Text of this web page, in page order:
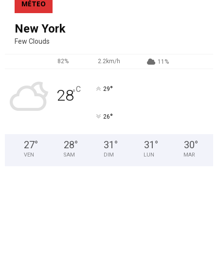
MÉTEO
New York
Few Clouds
82% 2.2km/h 11%
28°C 29°
26°
27°
VEN
28°
SAM
31 °
DIM
31 °
LUN
30°
MAR